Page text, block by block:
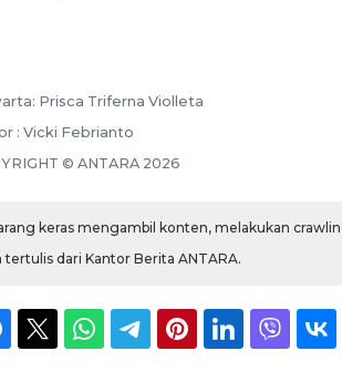
Prisca Triferna Violleta
: Vicki Febrianto
© ANTARA 2026
keras mengambil konten, melakukan
tertulis dari Kantor Berita ANTARA.